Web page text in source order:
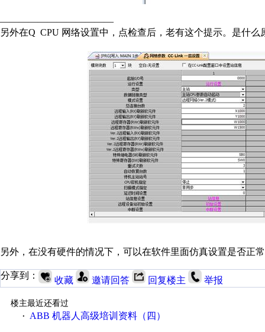
————————————
另外在Q CPU 网络设置中，点检查后，老有这个提示。是什么
另外，在没有硬件的情况下，可以在软件里面仿真设置是否正常
分享到： 收藏 邀请回答 回复楼主 举报
楼主最近还看过
·
ABB 机器人高级培训资料（四）